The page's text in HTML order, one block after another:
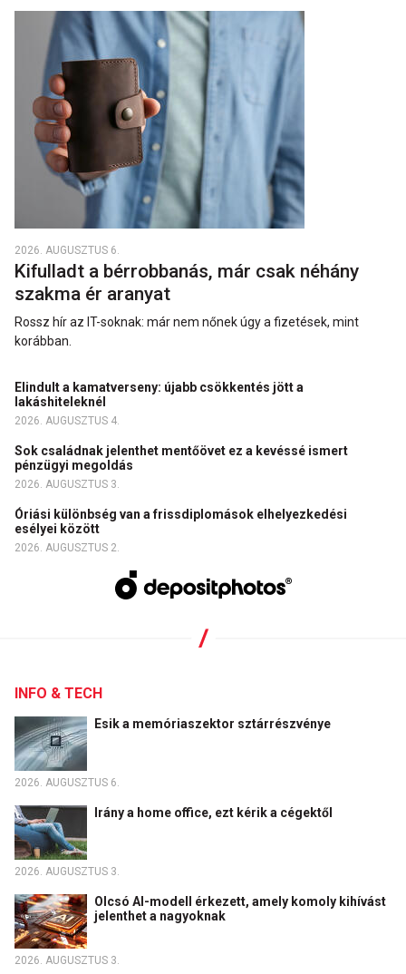
2026. AUGUSZTUS 6.
Kifulladt a bérrobbanás, már csak néhány
szakma ér aranyat
Rossz hír az IT-soknak: már nem nőnek úgy a fizetések, mint
korábban.
Elindult a kamatverseny: újabb csökkentés jött a
lakáshiteleknél
2026. AUGUSZTUS 4.
Sok családnak jelenthet mentőövet ez a kevéssé ismert
pénzügyi megoldás
2026. AUGUSZTUS 3.
Óriási különbség van a frissdiplomások elhelyezkedési
esélyei között
2026. AUGUSZTUS 2.
INFO & TECH
Esik a memóriaszektor sztárrészvénye
2026. AUGUSZTUS 6.
Irány a home office, ezt kérik a cégektől
2026. AUGUSZTUS 3.
Olcsó AI-modell érkezett, amely komoly kihívást
jelenthet a nagyoknak
2026. AUGUSZTUS 3.